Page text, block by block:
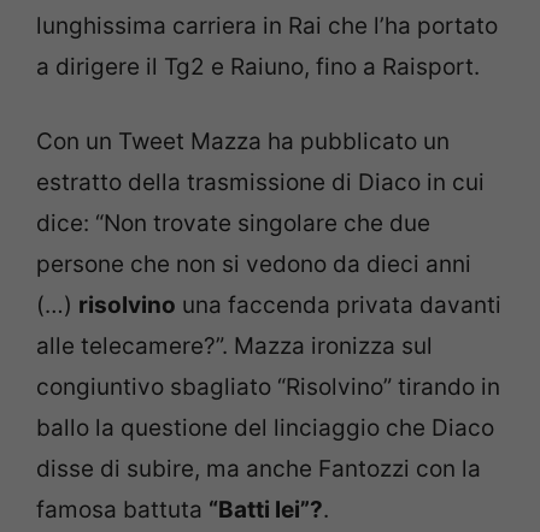
lunghissima carriera in Rai che l’ha portato
a dirigere il Tg2 e Raiuno, fino a Raisport.
Con un Tweet Mazza ha pubblicato un
estratto della trasmissione di Diaco in cui
dice: “Non trovate singolare che due
persone che non si vedono da dieci anni
(…) risolvino una faccenda privata davanti
alle telecamere?”. Mazza ironizza sul
congiuntivo sbagliato “Risolvino” tirando in
ballo la questione del linciaggio che Diaco
disse di subire, ma anche Fantozzi con la
famosa battuta “Batti lei”?.